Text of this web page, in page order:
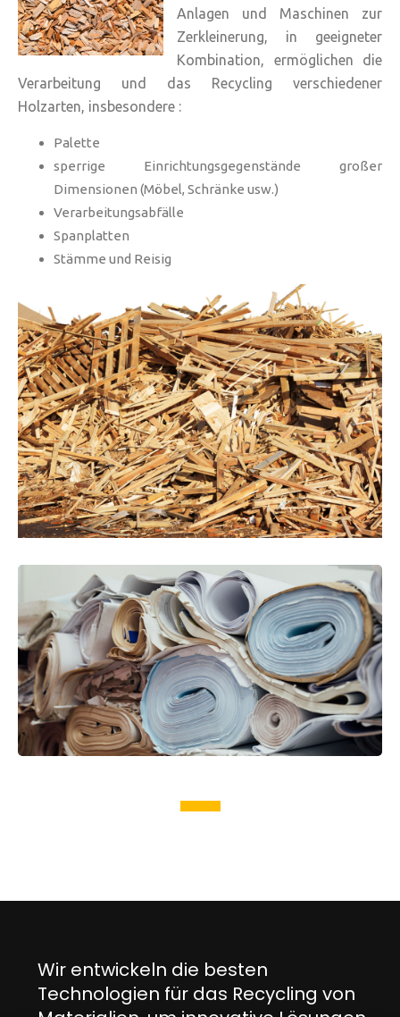
Anlagen und Maschinen zur
Zerkleinerung, in geeigneter
Kombination, ermöglichen die
Verarbeitung und das Recycling verschiedener
Holzarten, insbesondere :
Palette
sperrige Einrichtungsgegenstände großer
Dimensionen (Möbel, Schränke usw.)
Verarbeitungsabfälle
Spanplatten
Stämme und Reisig
Wir entwickeln die besten
Technologien für das Recycling von